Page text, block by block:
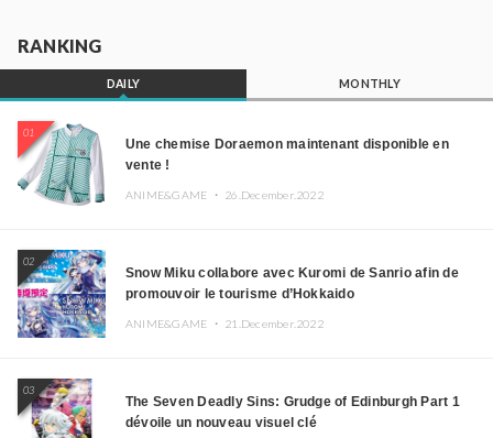
RANKING
DAILY MONTHLY
01
Une chemise Doraemon maintenant disponible en
vente !
ANIME&GAME ・ 26.December.2022
02
Snow Miku collabore avec Kuromi de Sanrio afin de
promouvoir le tourisme d’Hokkaido
ANIME&GAME ・ 21.December.2022
03
The Seven Deadly Sins: Grudge of Edinburgh Part 1
dévoile un nouveau visuel clé